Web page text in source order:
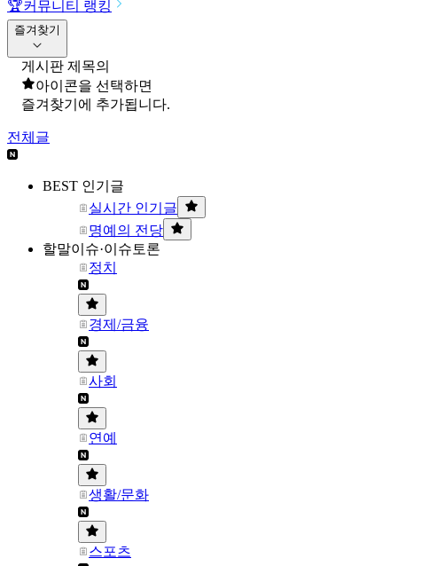
🏆커뮤니티 랭킹
즐겨찾기
게시판 제목의
아이콘을 선택하면
즐겨찾기에 추가됩니다.
전체글
BEST 인기글
실시간 인기글
명예의 전당
할말이슈·이슈토론
정치
경제/금융
사회
연예
생활/문화
스포츠